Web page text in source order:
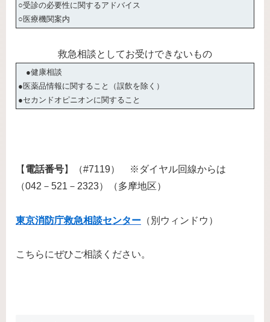
○受診の必要性に関するアドバイス
○医療機関案内
救急相談としてお受けできないもの
●健康相談
●医薬品情報に関すること（誤飲を除く）
●セカンドオピニオンに関すること
【 電話番号】（#7119） ※ダイヤル回線からは
（042－521－2323）（多摩地区）
東京消防庁救急相談センター （別ウィンドウ）
こちらにぜひご相談ください。